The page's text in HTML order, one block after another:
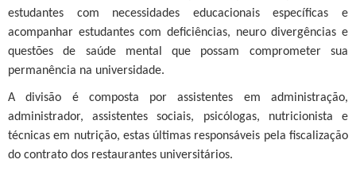
estudantes com necessidades educacionais específicas e
acompanhar estudantes com deficiências, neuro divergências e
questões de saúde mental que possam comprometer sua
permanência na universidade.
A divisão é composta por assistentes em administração,
administrador, assistentes sociais, psicólogas, nutricionista e
técnicas em nutrição, estas últimas responsáveis pela fiscalização
do contrato dos restaurantes universitários.